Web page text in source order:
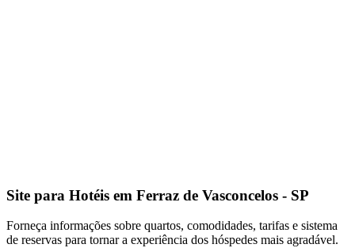
Site para Hotéis em Ferraz de Vasconcelos - SP
Forneça informações sobre quartos, comodidades, tarifas e sistema
de reservas para tornar a experiência dos hóspedes mais agradável.